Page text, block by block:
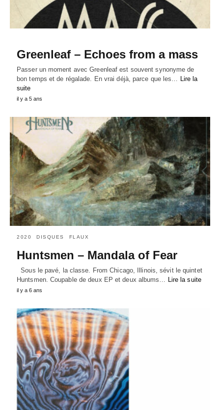
Greenleaf – Echoes from a mass
Passer un moment avec Greenleaf est souvent synonyme de
bon temps et de régalade. En vrai déjà, parce que les… Lire la
suite
il y a 5 ans
2020 DISQUES FLAUX
Huntsmen – Mandala of Fear
Sous le pavé, la classe. From Chicago, Illinois, sévit le quintet
Huntsmen. Coupable de deux EP et deux albums…
Lire la suite
il y a 6 ans